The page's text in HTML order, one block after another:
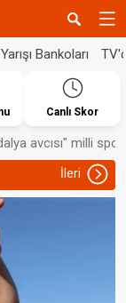
Bankoları
Canlı Skor
avcısı" milli
İleri